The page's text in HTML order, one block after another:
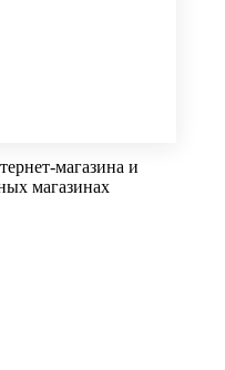
магазина и
магазинах